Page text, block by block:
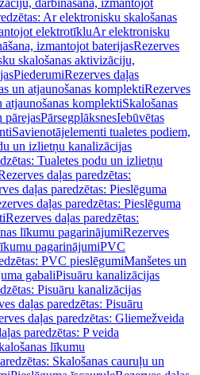
darbināšana, izmantojot
Ar elektronisku skalošanas
elektrotīkluAr elektronisku
izmantojot baterijasRezerves
skalošanas aktivizāciju,
PiederumiRezerves daļas
un atjaunošanas komplektiRezerves
atjaunošanas komplektiSkalošanas
pārejasPārsegplāksnesIebūvētas
Savienotājelementi tualetes podiem,
un izlietņu kanalizācijas
Tualetes podu un izlietņu
daļas paredzētas:
daļas paredzētas: Pieslēguma
daļas paredzētas: Pieslēguma
Rezerves daļas paredzētas:
līkumu pagarinājumiRezerves
pagarinājumiPVC
PVC pieslēgumiManšetes un
gabaliPisuāru kanalizācijas
Pisuāru kanalizācijas
daļas paredzētas: Pisuāru
daļas paredzētas: Gliemežveida
paredzētas: P veida
līkumu
Skalošanas cauruļu un